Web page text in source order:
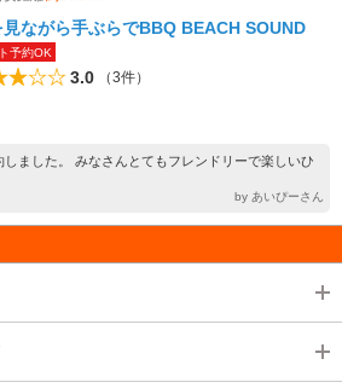
見ながら手ぶらでBBQ BEACH SOUND
予約OK
3.0 （3件）
ました。 みなさんとてもフレンドリーで楽しいひ
by あいぴーさん